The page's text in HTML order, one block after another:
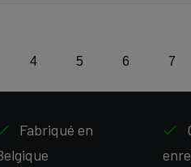
4 5 6 7
Fabriqué en